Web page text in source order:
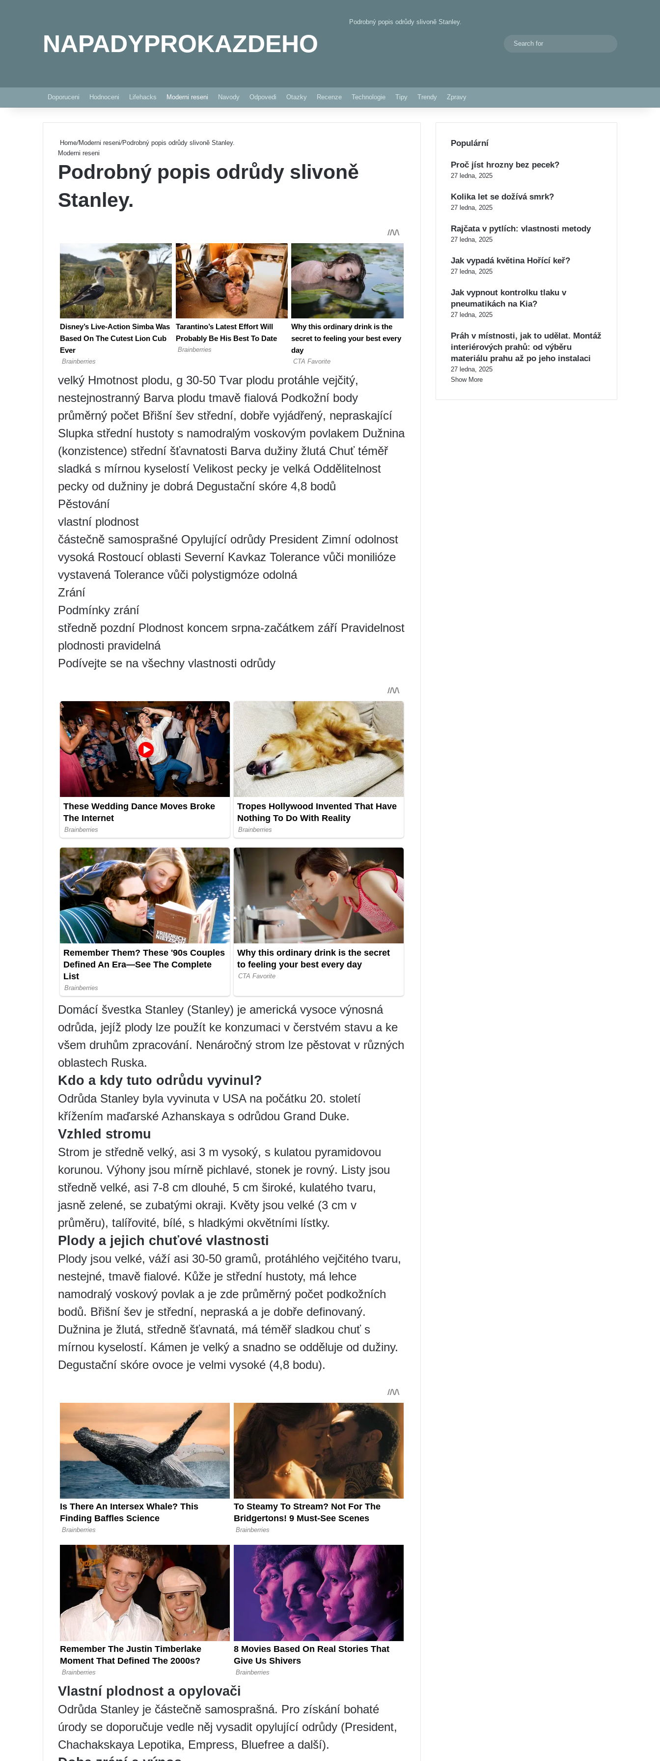
NAPADYPROKAZDEHO
Podrobný popis odrůdy slivoně Stanley.
Switch skin
Doporuceni Hodnoceni Lifehacks Moderni reseni Navody Odpovedi Otazky Recenze Technologie Tipy Trendy Zpravy
Home/Moderni reseni/Podrobný popis odrůdy slivoně Stanley.
Moderni reseni
Podrobný popis odrůdy slivoně
Stanley.
velký Hmotnost plodu, g 30-50 Tvar plodu protáhle vejčitý,
nestejnostranný Barva plodu tmavě fialová Podkožní body
průměrný počet Břišní šev střední, dobře vyjádřený, nepraskající
Slupka střední hustoty s namodralým voskovým povlakem Dužnina
(konzistence) střední šťavnatosti Barva dužiny žlutá Chuť téměř
sladká s mírnou kyselostí Velikost pecky je velká Oddělitelnost
pecky od dužniny je dobrá Degustační skóre 4,8 bodů
Pěstování
vlastní plodnost
částečně samosprašné Opylující odrůdy President Zimní odolnost
vysoká Rostoucí oblasti Severní Kavkaz Tolerance vůči monilióze
vystavená Tolerance vůči polystigmóze odolná
Zrání
Podmínky zrání
středně pozdní Plodnost koncem srpna-začátkem září Pravidelnost
plodnosti pravidelná
Podívejte se na všechny vlastnosti odrůdy
Domácí švestka Stanley (Stanley) je americká vysoce výnosná
odrůda, jejíž plody lze použít ke konzumaci v čerstvém stavu a ke
všem druhům zpracování. Nenáročný strom lze pěstovat v různých
oblastech Ruska.
Kdo a kdy tuto odrůdu vyvinul?
Odrůda Stanley byla vyvinuta v USA na počátku 20. století
křížením maďarské Azhanskaya s odrůdou Grand Duke.
Vzhled stromu
Strom je středně velký, asi 3 m vysoký, s kulatou pyramidovou
korunou. Výhony jsou mírně pichlavé, stonek je rovný. Listy jsou
středně velké, asi 7-8 cm dlouhé, 5 cm široké, kulatého tvaru,
jasně zelené, se zubatými okraji. Květy jsou velké (3 cm v
průměru), talířovité, bílé, s hladkými okvětními lístky.
Plody a jejich chuťové vlastnosti
Plody jsou velké, váží asi 30-50 gramů, protáhlého vejčitého tvaru,
nestejné, tmavě fialové. Kůže je střední hustoty, má lehce
namodralý voskový povlak a je zde průměrný počet podkožních
bodů. Břišní šev je střední, nepraská a je dobře definovaný.
Dužnina je žlutá, středně šťavnatá, má téměř sladkou chuť s
mírnou kyselostí. Kámen je velký a snadno se odděluje od dužiny.
Degustační skóre ovoce je velmi vysoké (4,8 bodu).
Vlastní plodnost a opylovači
Odrůda Stanley je částečně samosprašná. Pro získání bohaté
úrody se doporučuje vedle něj vysadit opylující odrůdy (President,
Chachakskaya Lepotika, Empress, Bluefree a další).
Populární
Proč jíst hrozny bez pecek?
27 ledna, 2025
Kolika let se dožívá smrk?
27 ledna, 2025
Rajčata v pytlích: vlastnosti metody
27 ledna, 2025
Jak vypadá květina Hořící keř?
27 ledna, 2025
Jak vypnout kontrolku tlaku v
pneumatikách na Kia?
27 ledna, 2025
Práh v místnosti, jak to udělat. Montáž
interiérových prahů: od výběru
materiálu prahu až po jeho instalaci
27 ledna, 2025
Show More